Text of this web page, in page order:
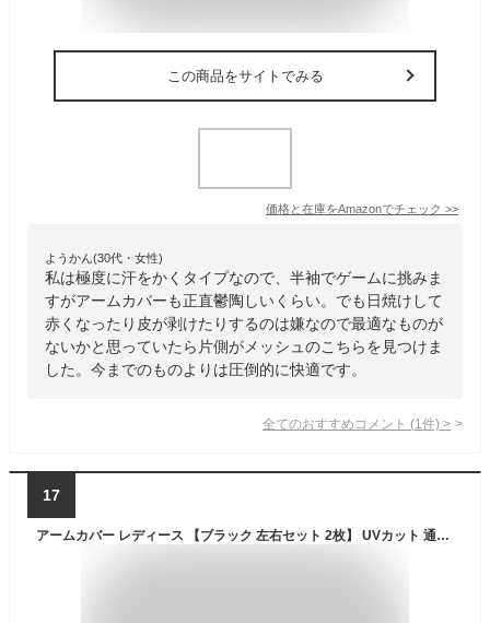
この商品をサイトでみる
価格と在庫をAmazonでチェック >>
ようかん(30代・女性)
私は極度に汗をかくタイプなので、半袖でゲームに挑みま
すがアームカバーも正直鬱陶しいくらい。でも日焼けして
赤くなったり皮が剥けたりするのは嫌なので最適なものが
ないかと思っていたら片側がメッシュのこちらを見つけま
した。今までのものよりは圧倒的に快適です。
全てのおすすめコメント (1 件) >
17
アームカバー レディース 【ブラック 左右セット 2枚】 UVカット 通気性 速乾性 UFP50+ 紫外線対策